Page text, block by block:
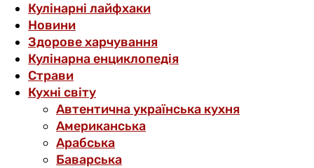
Кулінарні лайфхаки
Новини
Здорове харчування
Кулінарна енциклопедія
Страви
Кухні світу
Автентична українська кухня
Американська
Арабська
Баварська